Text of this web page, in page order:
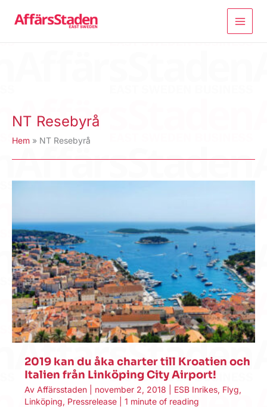
NT Resebyrå
Hem NT Resebyrå
2019 kan du åka charter till Kroatien och
Italien från Linköping City Airport!
Av Affärsstaden november 2, 2018 ESB Inrikes, Flyg,
Linköping, Pressrelease 1 minute of reading